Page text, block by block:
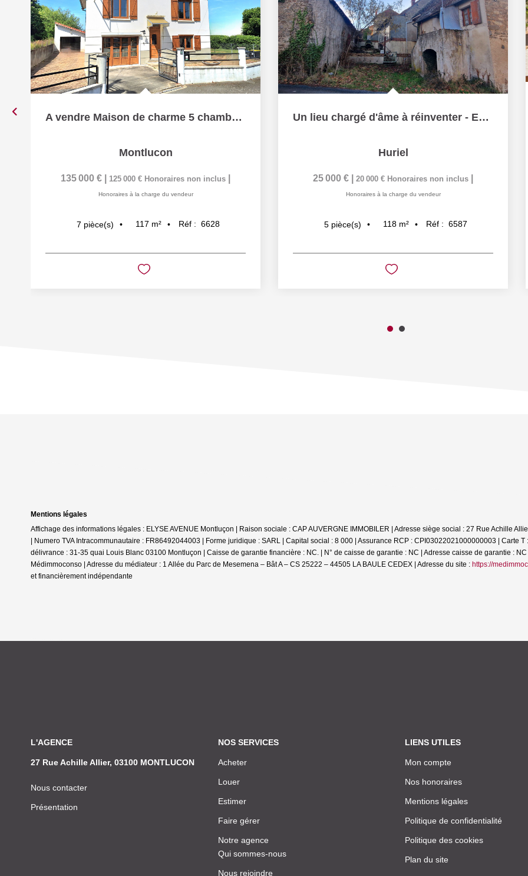
A vendre Maison de charme 5 chambres 118 m2 secteur calme...
Montlucon
135 000 € 125 000 € Honoraires non inclus
Honoraires à la charge du vendeur
7 pièce(s) 117 m² Réf : 6628
Un lieu chargé d'âme à réinventer - Ensemble vigneron de...
Huriel
25 000 € 20 000 € Honoraires non inclus
Honoraires à la charge du vendeur
5 pièce(s) 118 m² Réf : 6587
Mentions légales
Affichage des informations légales : ELYSE AVENUE Montluçon | Raison sociale : CAP AUVERGNE IMMOBILER | Adresse siège social : 27 Rue Achille
| Numero TVA Intracommunautaire : FR86492044003 | Forme juridique : SARL | Capital social : 8 000 | Assurance RCP : CPI03022021000000003 | Carte T
délivrance : 31-35 quai Louis Blanc 03100 Montluçon | Caisse de garantie financière : NC. | N° de caisse de garantie : NC | Adresse caisse de garantie :
Médimmoconso | Adresse du médiateur : 1 Allée du Parc de Mesemena – Bât A – CS 25222 – 44505 LA BAULE CEDEX | Adresse du site : https://
et financièrement indépendante
L'AGENCE
27 Rue Achille Allier, 03100 MONTLUCON
Nous contacter
Présentation
NOS SERVICES
Acheter
Louer
Estimer
Faire gérer
Notre agence
Qui sommes-nous
Nous rejoindre
LIENS UTILES
Mon compte
Nos honoraires
Mentions légales
Politique de confidentialité
Politique des cookies
Plan du site